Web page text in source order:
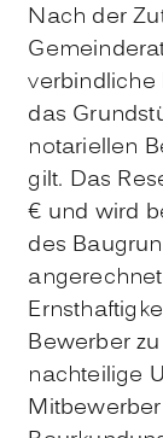
Nach der
verbindliche
das
notariellen
gilt. Das
€ und wird
des
Bewerber
nachteilige